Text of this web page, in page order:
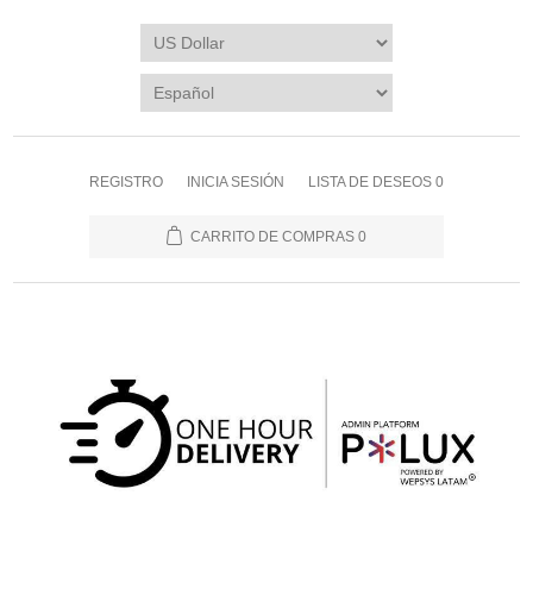
REGISTRO INICIA SESIÓN LISTA DE DESEOS 0
CARRITO DE COMPRAS 0